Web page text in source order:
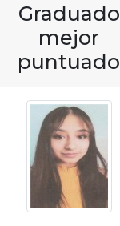
Graduado
mejor
puntuado